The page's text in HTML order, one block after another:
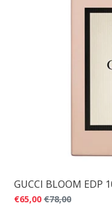
GUCCI BLOOM EDP
€65,00 €78,00